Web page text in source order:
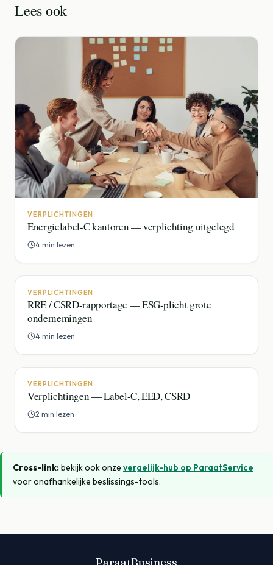
Lees ook
VERPLICHTINGEN
Energielabel-C kantoren — verplichting uitgelegd
4 min lezen
VERPLICHTINGEN
RRE / CSRD-rapportage — ESG-plicht grote
ondernemingen
4 min lezen
VERPLICHTINGEN
Verplichtingen — Label-C, EED, CSRD
2 min lezen
Cross-link:bekijk ook onze vergelijk-hub op ParaatService
voor onafhankelijke beslissings-tools.